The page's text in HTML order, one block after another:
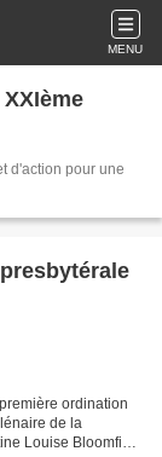
MENU
d'action pour une
ordination
de la
Louise Bloomfield